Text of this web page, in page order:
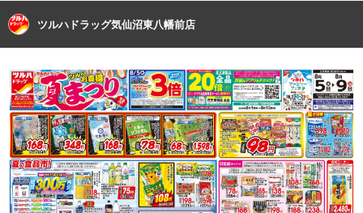
ツルハドラッグ気仙沼東八幡前店